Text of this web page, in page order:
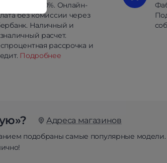
100%. Онлайн-
без комиссии через
Наличный и
расчет.
рассрочка и
Подробнее
Адреса магазинов
подобраны самые популярные модели.